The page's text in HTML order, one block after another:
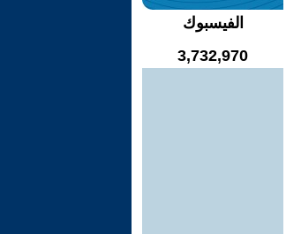
الفيسبوك
3,732,970